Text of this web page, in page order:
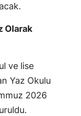
Olarak
ve lise
Yaz Okulu
2026